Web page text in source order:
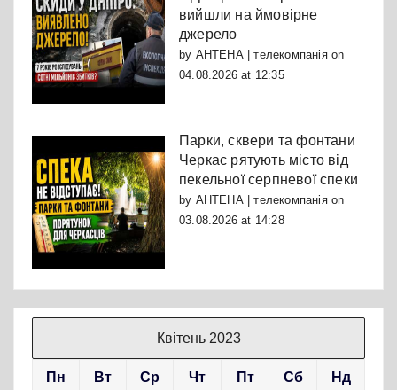
вийшли на ймовірне
джерело
by АНТЕНА | телекомпаніяon
04.08.2026 at 12:35
Парки, сквери та фонтани
Черкас рятують місто від
пекельної серпневої спеки
by АНТЕНА | телекомпаніяon
03.08.2026 at 14:28
Квітень 2023
Пн Вт Ср Чт Пт Сб Нд